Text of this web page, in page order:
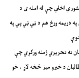
اخلي چې له امله ی د
په دریمه ورځ هم د ټي ټي پي په
ته تحریري ژمنه ورکړي چې
د خبرو میز څخه لاړ ، خو